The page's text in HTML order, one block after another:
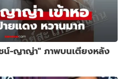
น์-ญาญ่า" ภาพบนเตียงหลัง